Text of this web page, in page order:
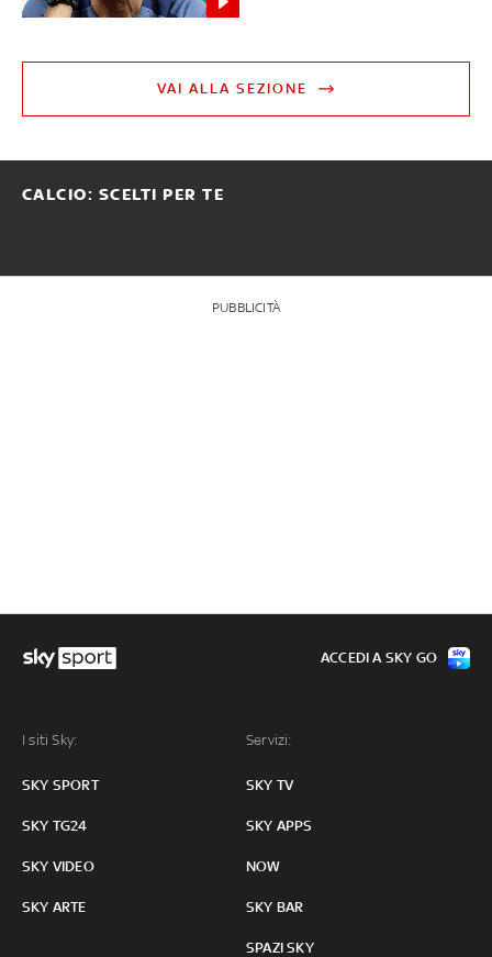
VAI ALLA SEZIONE
CALCIO: SCELTI PER TE
PUBBLICITÀ
I siti Sky:
SKY SPORT
SKY TG24
SKY VIDEO
SKY ARTE
Servizi:
SKY TV
SKY APPS
NOW
SKY BAR
SPAZI SKY
ACCEDI A SKY GO